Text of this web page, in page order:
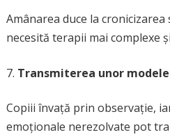
Amânarea duce la cronicizarea
necesită terapii mai complexe
Transmiterea unor
Copiii învață prin observație,
emoționale nerezolvate pot